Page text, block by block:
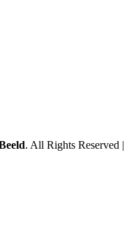
. All Rights Reserved |